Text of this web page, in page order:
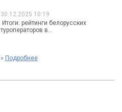
30.12.2025 10:19
Итоги: рейтинги белорусских
туроператоров в...
» Подробнее